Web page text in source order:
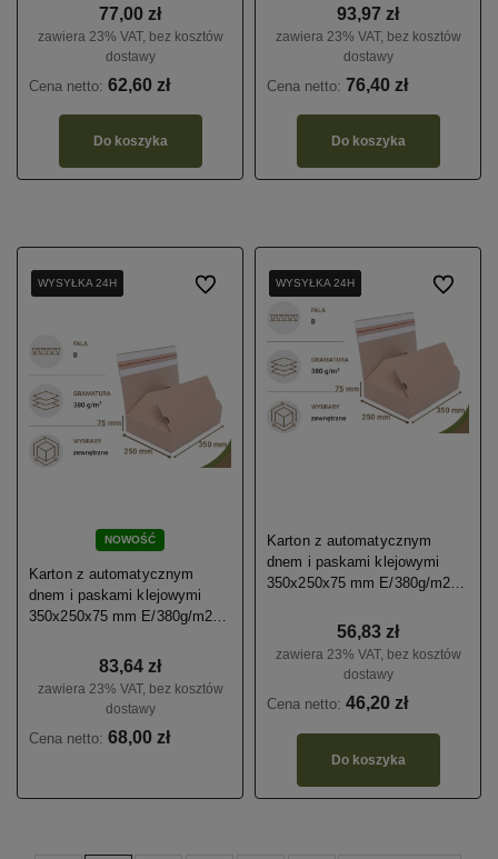
77,00 zł
zawiera 23% VAT, bez kosztów
dostawy
Cena netto: 62,60 zł
Do koszyka
93,97 zł
zawiera 23% VAT, bez kosztów
dostawy
Cena netto: 76,40 zł
Do koszyka
NOWOŚĆ
WYSYŁKA 24H
WYSYŁKA 24H
WYSYŁKA 24H
WYSYŁKA 24H
Karton z automatycznym
dnem i paskami klejowymi
350x250x75 mm E/380g/m2
83,64 zł
zawiera 23% VAT, bez kosztów
dostawy
Cena netto: 68,00 zł
Do ulubionychWYSYŁKA 24H
WYSYŁKA 24H
WYSYŁKA 24H
WYSYŁKA 24H
Karton z automatycznym
dnem i paskami klejowymi
350x250x75 mm E/380g/m2
56,83 zł
zawiera 23% VAT, bez kosztów
dostawy
Cena netto: 46,20 zł
Do koszyka
Do